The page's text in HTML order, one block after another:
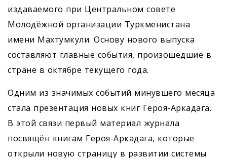
издаваемого при Центральном совете
Молодёжной организации Туркменистана
имени Махтумкули. Основу нового выпуска
составляют главные события, произошедшие в
стране в октябре текущего года.
Одним из значимых событий минувшего месяца
стала презентация новых книг Героя-Аркадага.
В этой связи первый материал журнала
посвящён книгам Героя-Аркадага, которые
открыли новую страницу в развитии системы